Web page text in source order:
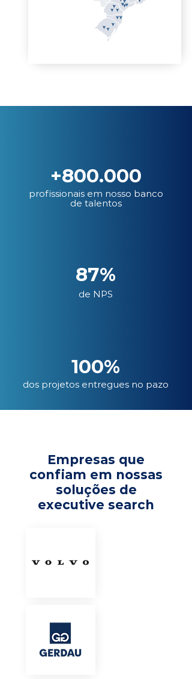
+800.000
profissionais em nosso banco
de talentos
87%
de NPS
100%
dos projetos entregues no pazo
Empresas que
confiam em nossas
soluções de
executive search